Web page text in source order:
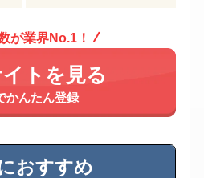
が業界No.1！
トを見る
かんたん登録
おすすめ